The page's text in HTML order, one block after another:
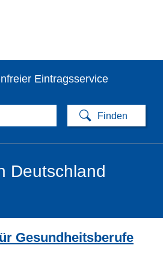
Eintragsservice
Deutschland
Gesundheitsberufe